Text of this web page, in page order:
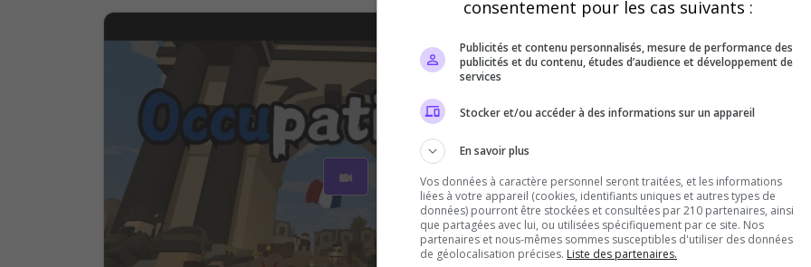
0
2
consentement pour les cas suivants :
Publicités et contenu personnalisés, mesure de performance des
publicités et du contenu, études d’audience et développement de
services
Stocker et/ou accéder à des informations sur un appareil
En savoir plus
Vos données à caractère personnel seront traitées, et les informations
liées à votre appareil (cookies, identifiants uniques et autres types de
données) pourront être stockées et consultées par 210 partenaires, ainsi
que partagées avec lui, ou utilisées spécifiquement par ce site. Nos
partenaires et nous-mêmes sommes susceptibles d'utiliser des données
de géolocalisation précises. Liste des partenaires.